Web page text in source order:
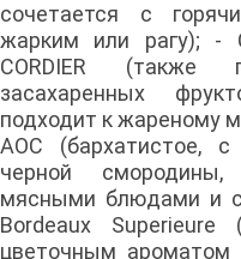
сочетается с
жарким или рагу); -
CORDIER (также
засахаренных
подходит к жареному
AOC (бархатистое,
черной
мясными блюдами и
Bordeaux Superieure
цветочным